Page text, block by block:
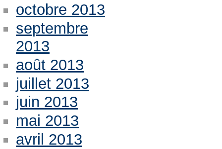
octobre 2013
septembre
2013
août 2013
juillet 2013
juin 2013
mai 2013
avril 2013